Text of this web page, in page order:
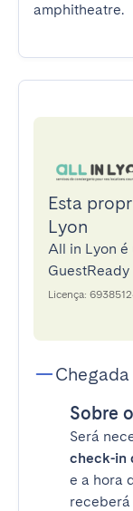
amphitheatre.
Esta
Lyon
All in Lyon
GuestReady
Licença:
Chegada
Sobre
Será
check-in
e a hora
receberá